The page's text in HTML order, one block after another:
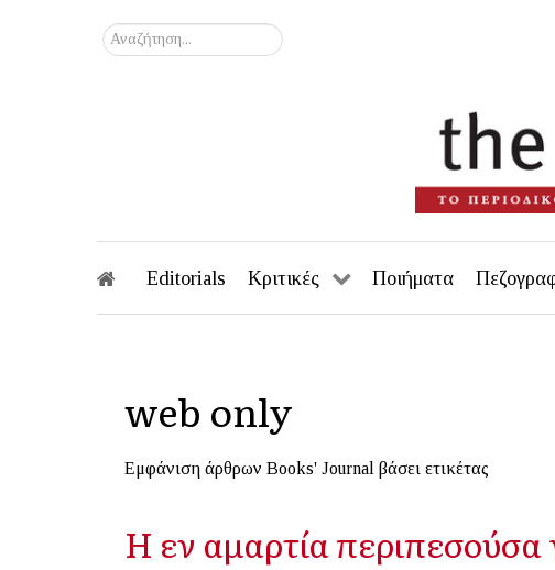
Αναζήτηση...
Editorials Κριτικές Ποιήματα
web only
Εμφάνιση άρθρων Books' Journal βάσει ετικέτας
Η εν αμαρτία περιπεσούσα